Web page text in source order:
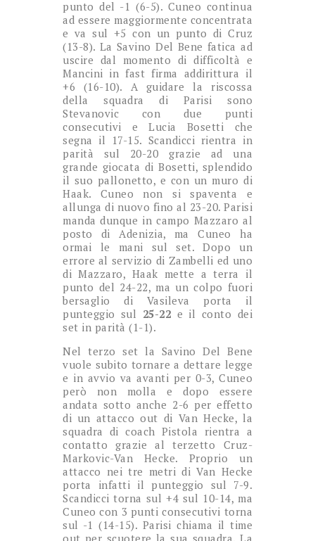
punto del -1 (6-5). Cuneo continua
ad essere maggiormente concentrata
e va sul +5 con un punto di Cruz
(13-8). La Savino Del Bene fatica ad
uscire dal momento di difficoltà e
Mancini in fast firma addirittura il
+6 (16-10). A guidare la riscossa
della squadra di Parisi sono
Stevanovic con due punti
consecutivi e Lucia Bosetti che
segna il 17-15. Scandicci rientra in
parità sul 20-20 grazie ad una
grande giocata di Bosetti, splendido
il suo pallonetto, e con un muro di
Haak. Cuneo non si spaventa e
allunga di nuovo fino al 23-20. Parisi
manda dunque in campo Mazzaro al
posto di Adenizia, ma Cuneo ha
ormai le mani sul set. Dopo un
errore al servizio di Zambelli ed uno
di Mazzaro, Haak mette a terra il
punto del 24-22, ma un colpo fuori
bersaglio di Vasileva porta il
punteggio sul 25-22 e il conto dei
set in parità (1-1).
Nel terzo set la Savino Del Bene
vuole subito tornare a dettare legge
e in avvio va avanti per 0-3, Cuneo
però non molla e dopo essere
andata sotto anche 2-6 per effetto
di un attacco out di Van Hecke, la
squadra di coach Pistola rientra a
contatto grazie al terzetto Cruz-
Markovic-Van Hecke. Proprio un
attacco nei tre metri di Van Hecke
porta infatti il punteggio sul 7-9.
Scandicci torna sul +4 sul 10-14, ma
Cuneo con 3 punti consecutivi torna
sul -1 (14-15). Parisi chiama il time